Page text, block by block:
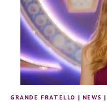
GRANDE FRATELLO | NEWS |